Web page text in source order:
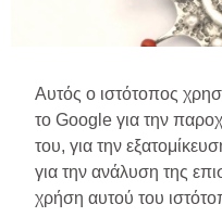
Αυτός ο ιστότοπος
το Google για την
του, για την
για την ανάλυση της
χρήση αυτού του